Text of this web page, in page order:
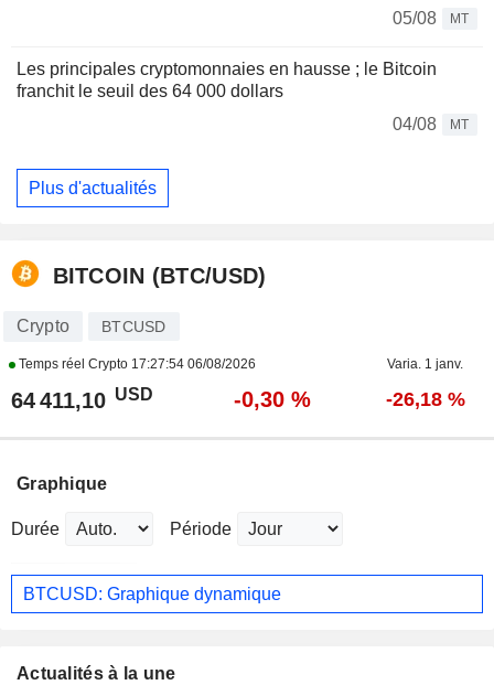
05/08
MT
Les principales cryptomonnaies en hausse ; le Bitcoin
franchit le seuil des 64 000 dollars
04/08
MT
Plus d'actualités
BITCOIN (BTC/USD)
Crypto BTCUSD
Temps réel Crypto 17:27:54 06/08/2026 Varia. 1 janv.
64 411,10 USD -0,30 % -26,18 %
Graphique
Durée Période
BTCUSD: Graphique dynamique
Actualités à la une